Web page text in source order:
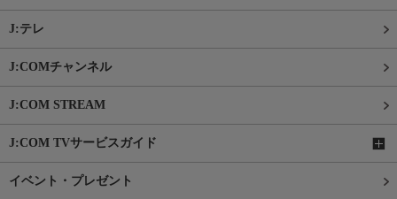
J:テレ
J:COMチャンネル
J:COM STREAM
J:COM TVサービスガイド
イベント・プレゼント